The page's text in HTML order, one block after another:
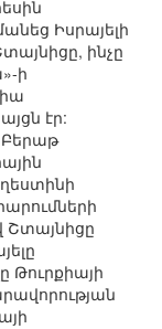
Իսրայելի
ինչը
ի
էր:
Բերաթ
Շտայնիցը
Թուրքիայի